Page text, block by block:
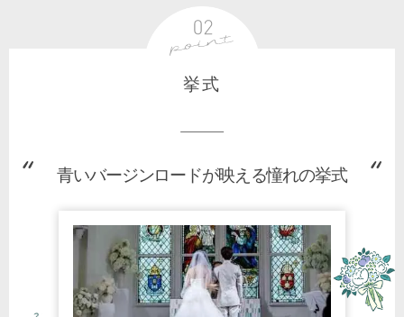
挙式
青いバージンロードが映える憧れの挙式